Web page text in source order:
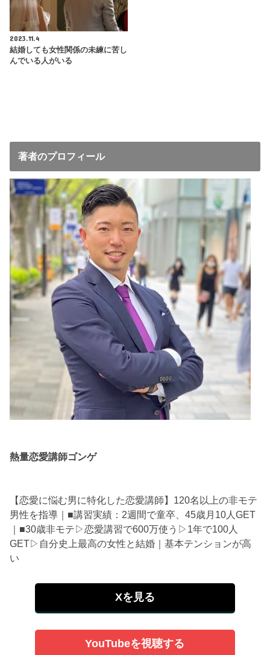
2023.11.4
結婚しても女性関係の未練に苦し
んでいる人がいる
著者のプロフィール
熱量恋愛講師ゴンゲ
【恋愛に悩む男に特化した恋愛講師】120名以上の非モテ
男性を指導｜■講習実績：2週間で童卒、45歳月10人GET
｜■30歳非モテ▷恋愛講習で600万使う▷1年で100人
GET▷自分史上最高の女性と結婚｜基本テンションが高
い
Xを見る
YouTubeを視聴する